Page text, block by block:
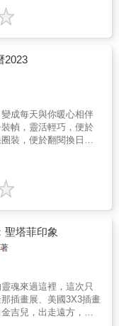
小孩們只好靠著自己
此支援，來面對這個
世界。獻給所有帶領
。
， 是另一次更
獨特
卻無比重要。 & 無
， 一定都能遇
想全心
來格外閃亮。 一路
歡樂的人
爍的湖泊
單&hellip;&hellip; 而
閃亮光點，讓我們成
， 是另一次更
獨特
卻無比重要。 & 無
， 一定都能遇
想全心
2023
成每天與你暖心相伴
幀，靈活輕巧，便於
裝，便於翻閱換日，
☆附有硬紙腳架，俐
膠盒包裝，提盒可單
有幾米陪伴《幾米年
膠囊，陪伴你的2023
以好好保存年曆的每
《幾米年曆2023》採
曆往後翻，不必撕下
何收藏。也特別將全
便於輕巧地陳列於所
後印有筆記格線，除
米筆記本。每冊內頁
聖塔菲印象
著
魂來過這裡，這次只
插畫展、美國3X3插畫
吉兒，出走遠方，獻